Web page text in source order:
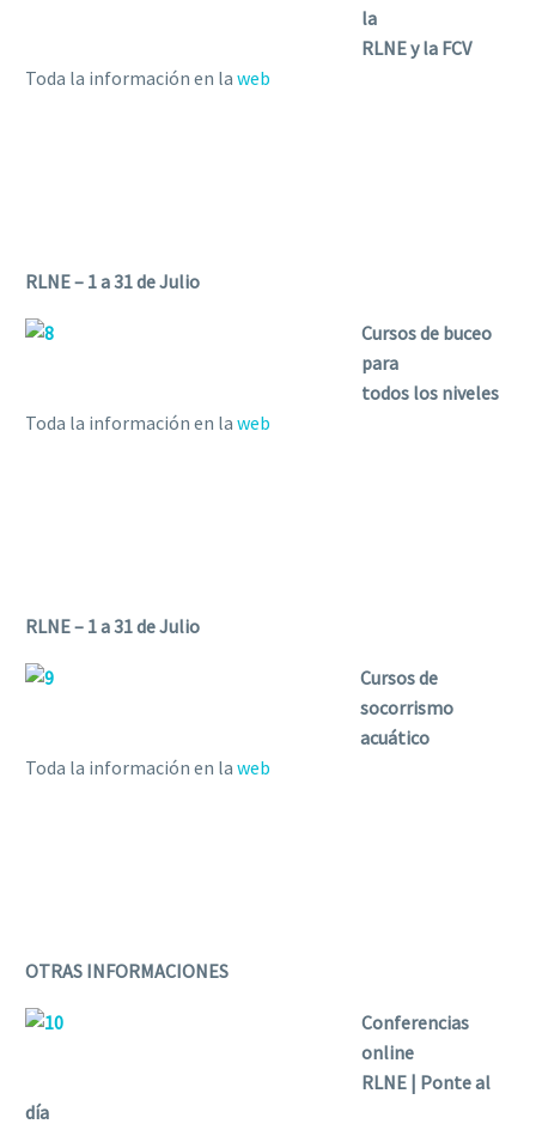
la
RLNE y la FCV
Toda la información en la web
RLNE – 1 a 31 de Julio
Cursos de buceo
para
todos los niveles
Toda la información en la web
RLNE – 1 a 31 de Julio
Cursos de
socorrismo
acuático
Toda la información en la web
OTRAS INFORMACIONES
Conferencias
online
RLNE | Ponte al
día